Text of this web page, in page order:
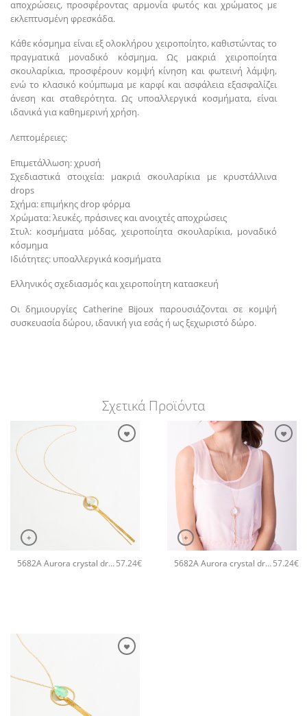
αποχρώσεις, προσφέροντας αρμονία φωτός και χρώματος με
εκλεπτυσμένη φρεσκάδα.
Κάθε κόσμημα είναι εξ ολοκλήρου χειροποίητο, καθιστώντας το
πραγματικά μοναδικό κόσμημα. Ως μακριά χειροποίητα
σκουλαρίκια, προσφέρουν κομψή κίνηση και φωτεινή λάμψη,
ενώ το κλασικό κούμπωμα με καρφί και ασφάλεια εξασφαλίζει
άνεση και σταθερότητα. Ως υποαλλεργικά κοσμήματα, είναι
ιδανικά για καθημερινή χρήση.
Λεπτομέρειες:
Επιμετάλλωση: χρυσή
Σχεδιαστικά στοιχεία: μακριά σκουλαρίκια με κρυστάλλινα
drops
Σχήμα: επιμήκης drop φόρμα
Χρώματα: λευκές, πράσινες και ανοιχτές αποχρώσεις
Στυλ: κοσμήματα μόδας, χειροποίητα σκουλαρίκια, μοναδικό
κόσμημα
Ιδιότητες: υποαλλεργικά κοσμήματα
Ελληνικός σχεδιασμός και χειροποίητη κατασκευή
Οι δημιουργίες Catherine Bijoux παρουσιάζονται σε κομψή
συσκευασία δώρου, ιδανική για εσάς ή ως ξεχωριστό δώρο.
Σχετικά Προϊόντα
+
5682A Aurora crystal drop long pendant χειροποίητα σκουλαρίκια Catherine bijoux Άσπρο57.24€
+
5682A Aurora crystal drop long pendant χειροποίητα σκουλαρίκια Catherine bijoux Σομόν57.24€